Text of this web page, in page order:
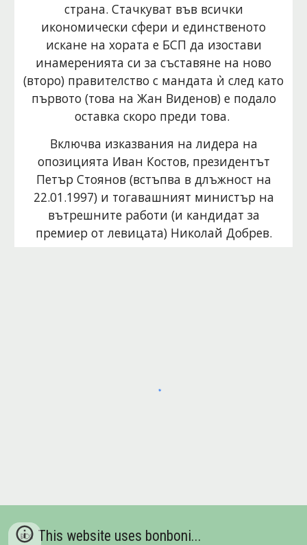
страна. Стачкуват във всички
икономически сфери и единственото
искане на хората е БСП да изостави
инамеренията си за съставяне на ново
(второ) правителство с мандата ѝ след като
първото (това на Жан Виденов) е подало
оставка скоро преди това.
Включва изказвания на лидера на
опозицията Иван Костов, президентът
Петър Стоянов (встъпва в длъжност на
22.01.1997) и тогавашният министър на
вътрешните работи (и кандидат за
премиер от левицата) Николай Добрев.
🍬 This website uses bonboni...